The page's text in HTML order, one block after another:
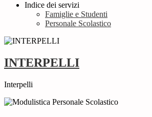
Indice dei servizi
Famiglie e Studenti
Personale Scolastico
INTERPELLI
Interpelli